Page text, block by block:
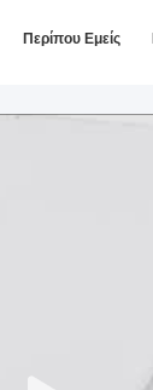
Περίπου Εμείς